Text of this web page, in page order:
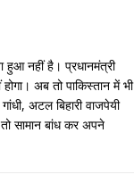
हुआ नहीं है। प्रधानमंत्री
अब तो पाकिस्तान में भी
अटल बिहारी वाजपेयी
सामान बांध कर अपने